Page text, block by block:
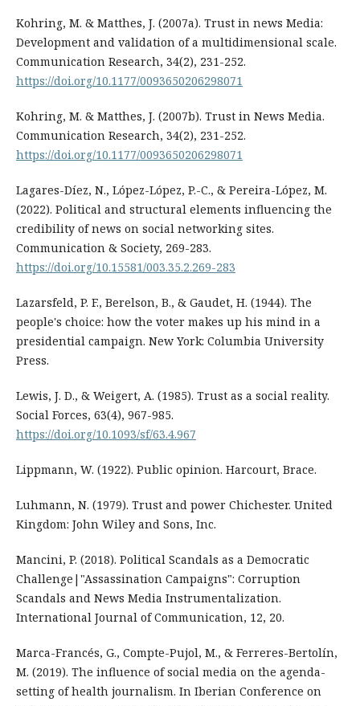
Kohring, M. & Matthes, J. (2007a). Trust in news Media:
Development and validation of a multidimensional scale.
Communication Research, 34(2), 231-252.
https://doi.org/10.1177/0093650206298071
Kohring, M. & Matthes, J. (2007b). Trust in News Media.
Communication Research, 34(2), 231-252.
https://doi.org/10.1177/0093650206298071
Lagares-Díez, N., López-López, P.-C., & Pereira-López, M.
(2022). Political and structural elements influencing the
credibility of news on social networking sites.
Communication & Society, 269-283.
https://doi.org/10.15581/003.35.2.269-283
Lazarsfeld, P. F., Berelson, B., & Gaudet, H. (1944). The
people's choice: how the voter makes up his mind in a
presidential campaign. New York: Columbia University
Press.
Lewis, J. D., & Weigert, A. (1985). Trust as a social reality.
Social Forces, 63(4), 967-985.
https://doi.org/10.1093/sf/63.4.967
Lippmann, W. (1922). Public opinion. Harcourt, Brace.
Luhmann, N. (1979). Trust and power Chichester. United
Kingdom: John Wiley and Sons, Inc.
Mancini, P. (2018). Political Scandals as a Democratic
Challenge|"Assassination Campaigns": Corruption
Scandals and News Media Instrumentalization.
International Journal of Communication, 12, 20.
Marca-Francés, G., Compte-Pujol, M., & Ferreres-Bertolín,
M. (2019). The influence of social media on the agenda-
setting of health journalism. In Iberian Conference on